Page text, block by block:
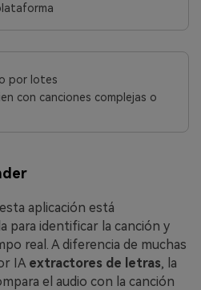
por lotes
con canciones complejas o
aplicación está
para identificar la canción y
real. A diferencia de muchas
IA extractores de letras, la
el audio con la canción